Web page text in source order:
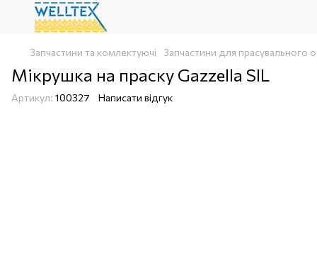
Запчастини та комлектуючі Запчастини для прасувального
Мікрушка на праску Gazzella SIL
Артикул: 100327 Написати відгук